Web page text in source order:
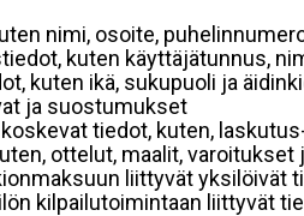
nimi, osoite,
kuten käyttäjätunnus,
kuten ikä, sukupuoli ja
ja suostumukset
tiedot, kuten,
ottelut, maalit,
liittyvät yksilöivät
kilpailutoimintaan liittyvät